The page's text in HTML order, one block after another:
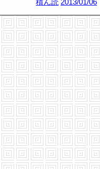
積ん読 2013/01/06